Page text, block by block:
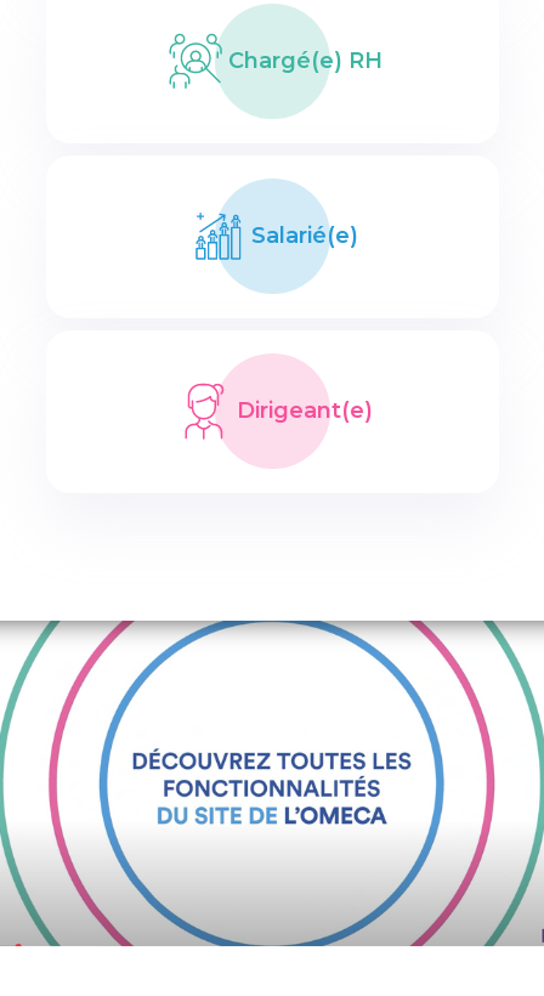
Chargé(e) RH
Salarié(e)
Dirigeant(e)